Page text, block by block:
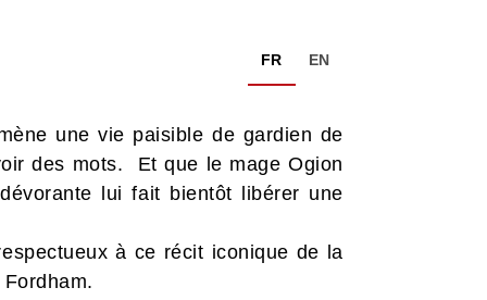
FR EN
une vie paisible de gardien de
des mots. Et que le mage Ogion
lui fait bientôt libérer une
à ce récit iconique de la